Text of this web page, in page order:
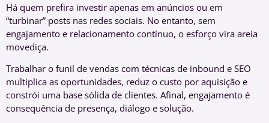
Há quem prefira investir apenas em anúncios ou em
“turbinar” posts nas redes sociais. No entanto, sem
engajamento e relacionamento contínuo, o esforço vira areia
movediça.
Trabalhar o funil de vendas com técnicas de inbound e SEO
multiplica as oportunidades, reduz o custo por aquisição e
constrói uma base sólida de clientes. Afinal, engajamento é
consequência de presença, diálogo e solução.